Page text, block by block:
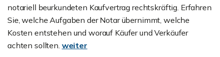
notariell beurkundeten Kaufvertrag rechtskräftig. Erfahren
Sie, welche Aufgaben der Notar übernimmt, welche
Kosten entstehen und worauf Käufer und Verkäufer
achten sollten. weiter